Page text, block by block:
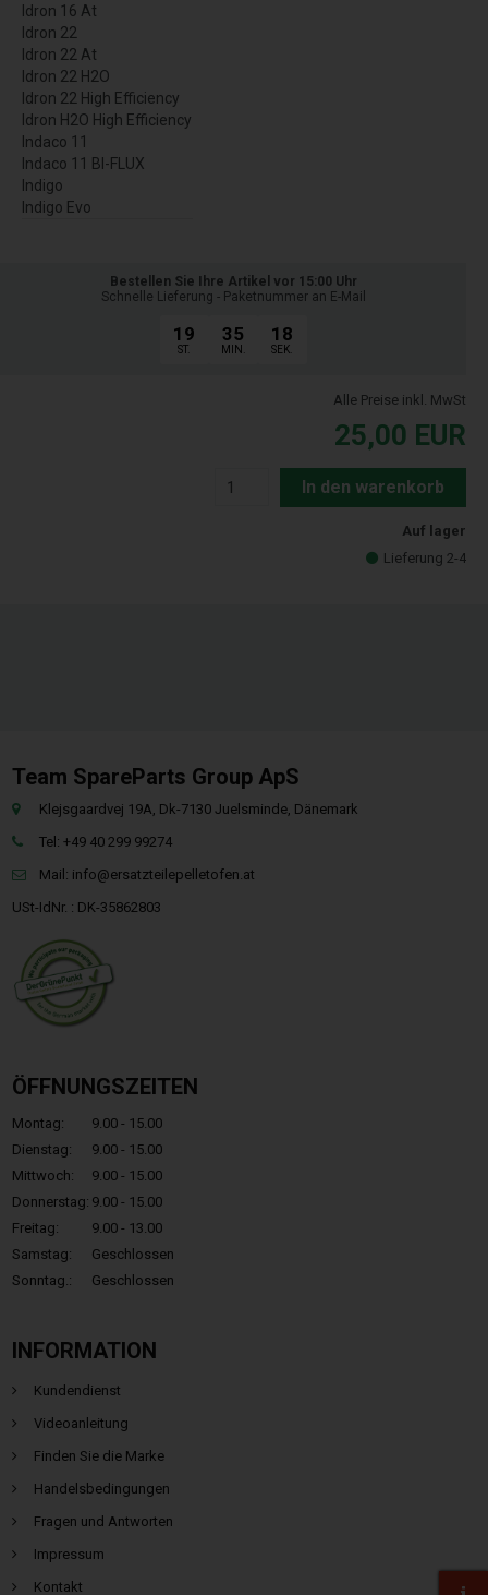
Idron 16 At
Idron 22
Idron 22 At
Idron 22 H2O
Idron 22 High Efficiency
Idron H2O High Efficiency
Indaco 11
Indaco 11 BI-FLUX
Indigo
Indigo Evo
Bestellen Sie Ihre Artikel vor 15:00 Uhr
Schnelle Lieferung - Paketnummer an E-Mail
19
ST.
35
MIN.
17
SEK.
Alle Preise inkl. MwSt
25,00 EUR
In den warenkorb
Auf lager
Lieferung 2-4
Team SpareParts Group ApS
Klejsgaardvej 19A, Dk-7130 Juelsminde, Dänemark
Tel: +49 40 299 99274
Mail: info@ersatzteilepelletofen.at
USt-IdNr. : DK-35862803
ÖFFNUNGSZEITEN
Montag:
9.00 - 15.00
Dienstag:
9.00 - 15.00
Mittwoch:
9.00 - 15.00
Donnerstag: 9.00 - 15.00
Freitag:
9.00 - 13.00
Samstag:
Geschlossen
Sonntag.:
Geschlossen
INFORMATION
Kundendienst
Videoanleitung
Finden Sie die Marke
Handelsbedingungen
Fragen und Antworten
Impressum
Kontakt